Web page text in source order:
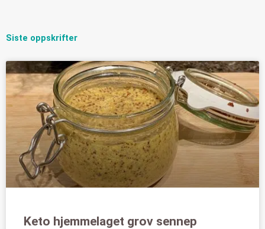
Siste oppskrifter
Keto hjemmelaget grov sennep